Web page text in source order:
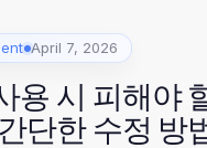
April 7, 2026
용 시 피해야
단한 수정 방